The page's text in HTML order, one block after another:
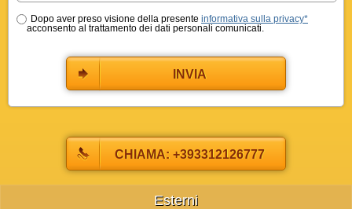
Dopo aver preso visione della presente informativa sulla privacy*
acconsento al trattamento dei dati personali comunicati.
INVIA
CHIAMA: +393312126777
Esterni